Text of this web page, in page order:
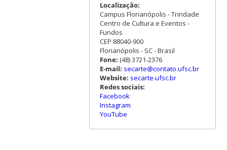
Localização:
Campus Florianópolis - Trindade
Centro de Cultura e Eventos -
Fundos
CEP 88040-900
Florianópolis - SC - Brasil
Fone: (48) 3721-2376
E-mail: secarte@contato.ufsc.br
Website: secarte.ufsc.br
Redes sociais:
Facebook
Instagram
YouTube